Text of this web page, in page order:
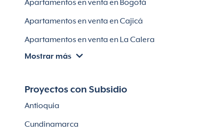
Apartamentos en venta en Bogotá
Apartamentos en venta en Cajicá
Apartamentos en venta en La Calera
Apartamentos en venta en Chía
Casas en Cajicá
Mostrar más
Proyectos con Subsidio
Antioquia
Cundinamarca